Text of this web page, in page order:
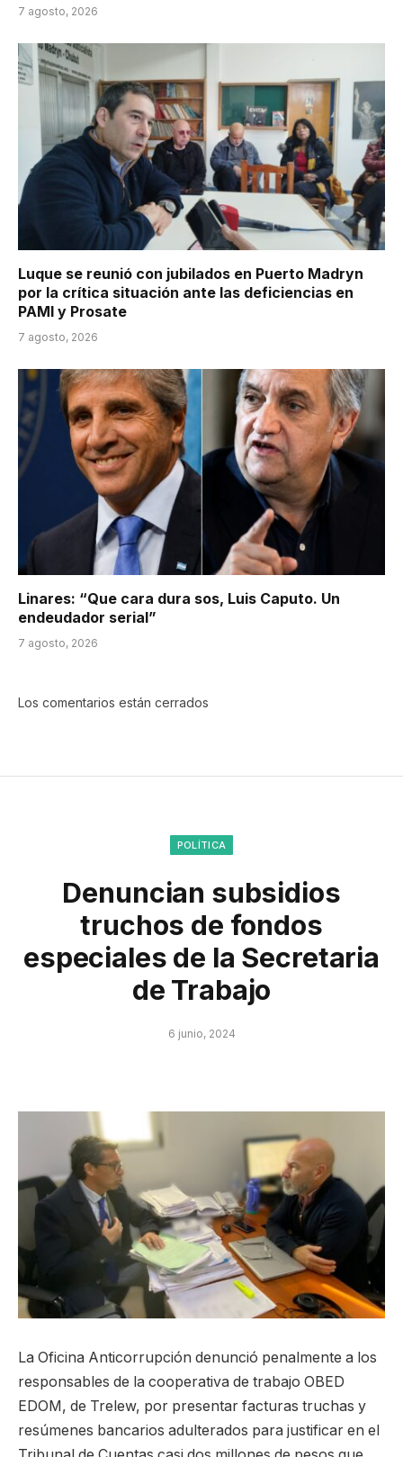
7 agosto, 2026
Luque se reunió con jubilados en Puerto Madryn
por la crítica situación ante las deficiencias en
PAMI y Prosate
7 agosto, 2026
Linares: “Que cara dura sos, Luis Caputo. Un
endeudador serial”
7 agosto, 2026
Los comentarios están cerrados
POLÍTICA
Denuncian subsidios
truchos de fondos
especiales de la Secretaria
de Trabajo
6 junio, 2024
La Oficina Anticorrupción denunció penalmente a los
responsables de la cooperativa de trabajo OBED
EDOM, de Trelew, por presentar facturas truchas y
resúmenes bancarios adulterados para justificar en el